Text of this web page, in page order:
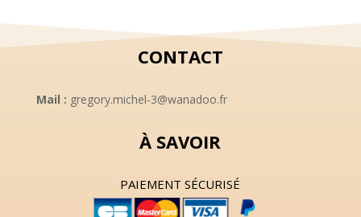
CONTACT
Mail : gregory.michel-3@wanadoo.fr
À SAVOIR
PAIEMENT SÉCURISÉ